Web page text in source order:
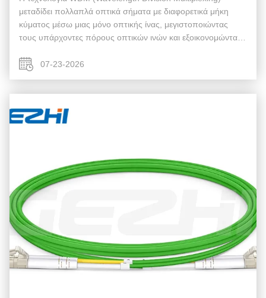
μεταδίδει πολλαπλά οπτικά σήματα με διαφορετικά μήκη
κύματος μέσω μιας μόνο οπτικής ίνας, μεγιστοποιώντας
τους υπάρχοντες πόρους οπτικών ινών και εξοικονομώντας
WDM θα προκαλέσει υψηλή απώλεια σήμα...
07-23-2026